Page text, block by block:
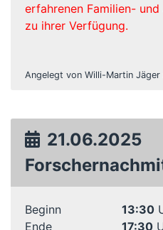
erfahrenen Familien-
zu ihrer Verfügung.
Angelegt von Willi-Martin Jäger
21.06.2025
Beginn 13:30
Ende
17:30